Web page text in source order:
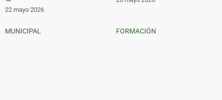
22 mayo 2026
MUNICIPAL FORMACIÓN